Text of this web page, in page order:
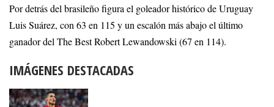
Por detrás del brasileño figura el goleador histórico de Uruguay
Luis Suárez, con 63 en 115 y un escalón más abajo el último
ganador del The Best Robert Lewandowski (67 en 114).
IMÁGENES DESTACADAS